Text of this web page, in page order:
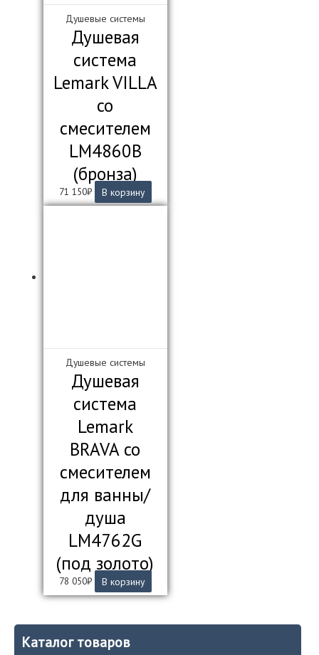
Каталог товаров
Душевые системы
Душевая
система
Lemark VILLA
со
смесителем
LM4860B
(бронза)
71 150₽ В корзину
Душевые системы
Душевая
система
Lemark
BRAVA со
смесителем
для ванны/
душа
LM4762G
(под золото)
78 050₽ В корзину